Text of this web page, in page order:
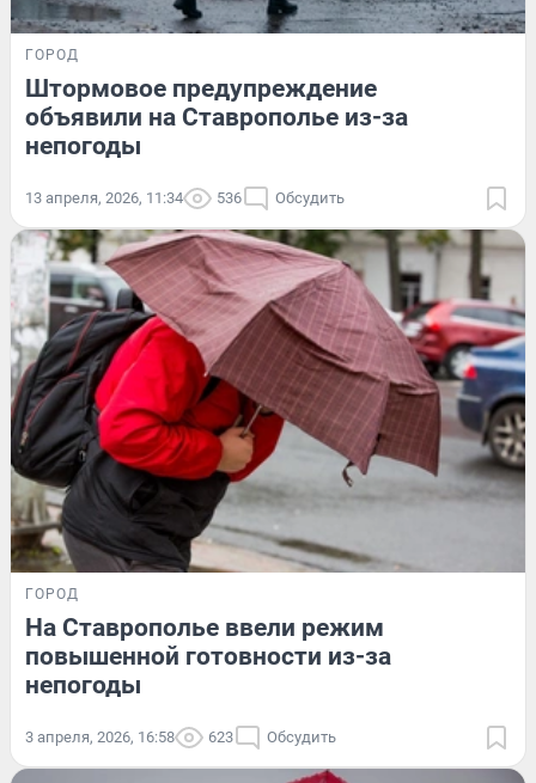
ГОРОД
Штормовое предупреждение
объявили на Ставрополье из-за
непогоды
13 апреля, 2026, 11:34 536 Обсудить
ГОРОД
На Ставрополье ввели режим
повышенной готовности из-за
непогоды
3 апреля, 2026, 16:58 623 Обсудить